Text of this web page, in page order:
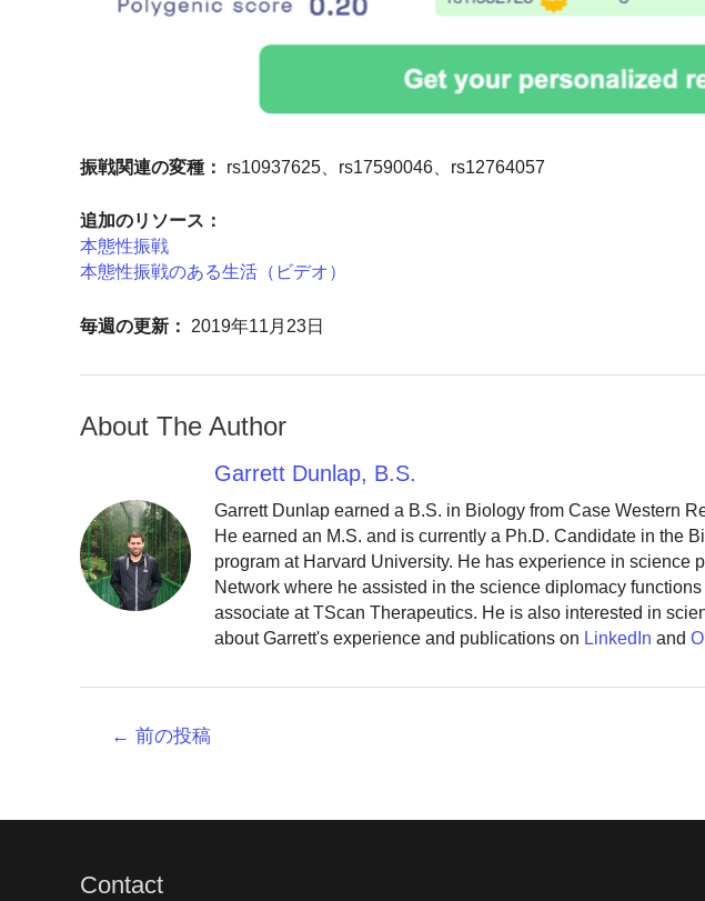
振戦関連の変種： rs10937625、rs17590046、rs12764057
追加のリソース：
本態性振戦
本態性振戦のある生活（ビデオ）
毎週の更新： 2019年11月23日
About The Author
Garrett Dunlap, B.S.
Garrett Dunlap earned a B.S. in Biology from Case Western
He earned an M.S. and is currently a Ph.D. Candidate in the
program at Harvard University. He has experience in science
Network where he assisted in the science diplomacy
associate at TScan Therapeutics. He is also interested in
about Garrett's experience and publications on LinkedIn and
シ
← 前の投稿
Contact